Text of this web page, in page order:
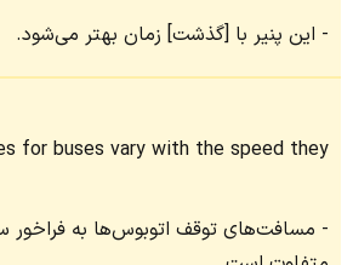
این پنیر با [گذشت] زمان بهتر می‌شود.
for buses vary with the speed they
مسافت‌های توقف اتوبوس‌ها به